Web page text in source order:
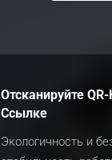
Отсканируйте
Ссылке
Экологичность и